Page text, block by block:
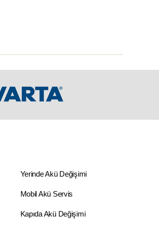
Yerinde Akü Değişimi
Mobil Akü Servis
Kapıda Akü Değişimi